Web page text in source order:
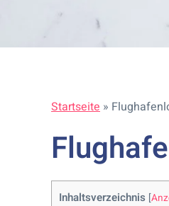
Startseite »
Inhaltsverzeichnis [